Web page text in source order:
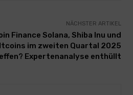
NÄCHSTER ARTIKEL
Finance Solana, Shiba Inu und
im zweiten Quartal 2025
Expertenanalyse enthüllt